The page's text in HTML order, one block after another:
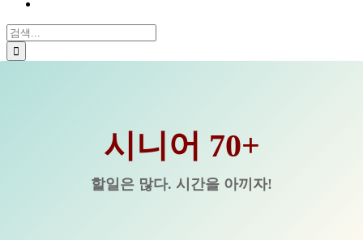
검
색
...
시니어 70+
할일은 많다. 시간을 아끼자!